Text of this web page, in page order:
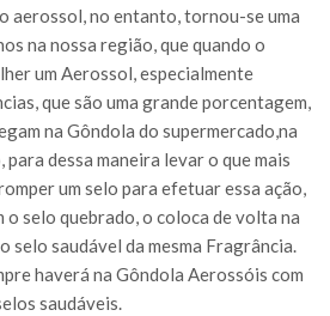
aerossol, no entanto, tornou-se uma
na nossa região, que quando o
um Aerossol, especialmente
que são uma grande porcentagem,
na Gôndola do supermercado,na
dessa maneira levar o que mais
um selo para efetuar essa ação,
o selo quebrado, o coloca de volta na
selo saudável da mesma Fragrância.
haverá na Gôndola Aerossóis com
saudáveis.